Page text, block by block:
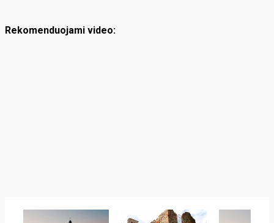
Rekomenduojami video: